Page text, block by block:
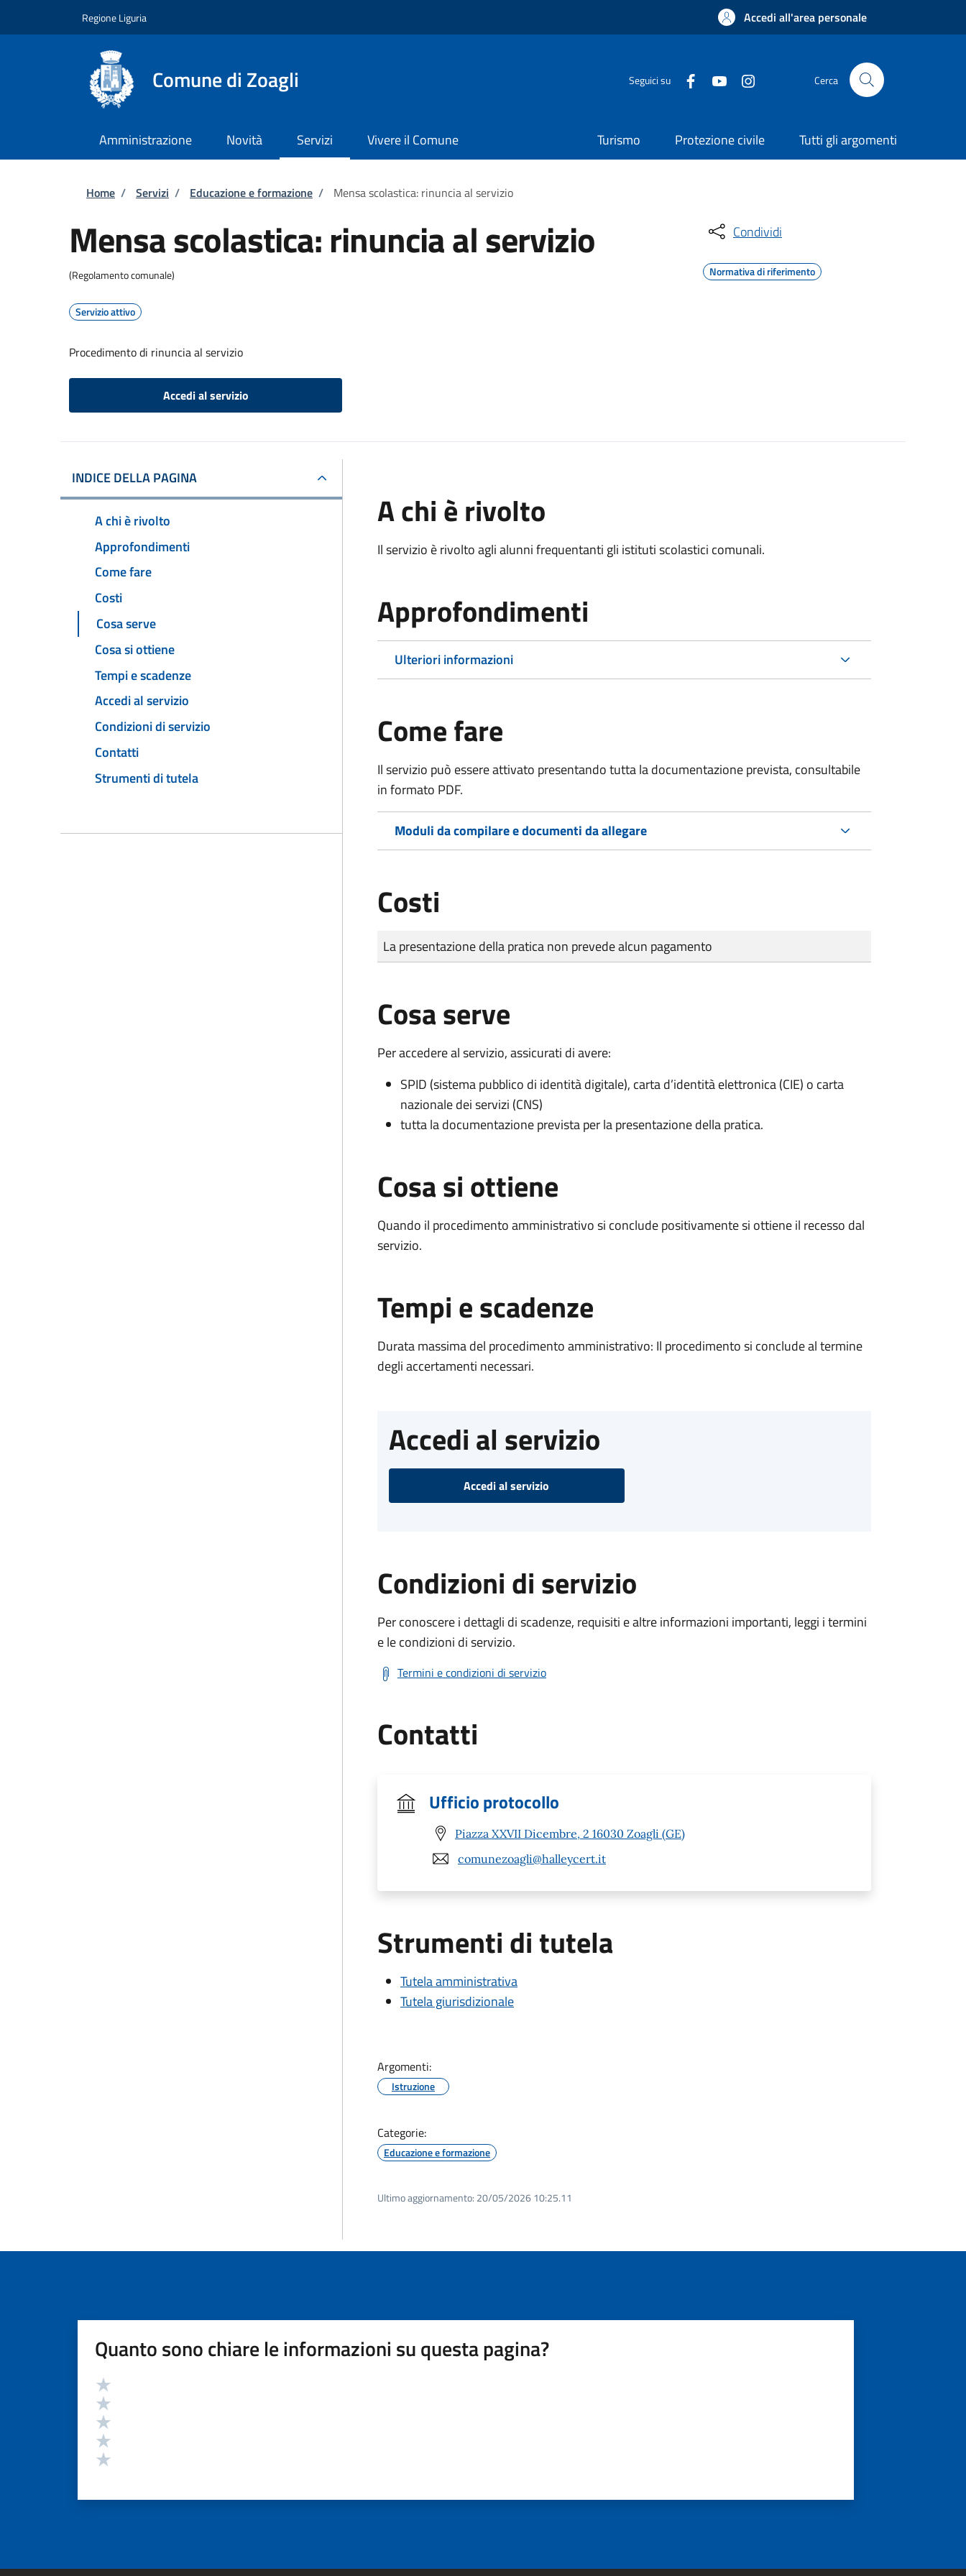
Regione Liguria Accedi all'area personale
Comune di Zoagli Seguici su Cerca
Amministrazione Novità Servizi Vivere il Comune Turismo Protezione civile Tutti gli argomenti
Briciole di pane
Home / Servizi / Educazione e formazione / Mensa scolastica: rinuncia al servizio
Mensa scolastica: rinuncia al servizio
(Regolamento comunale)
Servizio attivo
Procedimento di rinuncia al servizio
Accedi al servizio
Condividi
Normativa di riferimento
INDICE DELLA PAGINA
A chi è rivolto
Approfondimenti
Come fare
Costi
Cosa serve
Cosa si ottiene
Tempi e scadenze
Accedi al servizio
Condizioni di servizio
Contatti
Strumenti di tutela
A chi è rivolto
Il servizio è rivolto agli alunni frequentanti gli istituti scolastici comunali.
Approfondimenti
Ulteriori informazioni
Come fare
Il servizio può essere attivato presentando tutta la documentazione prevista, consultabile
in formato PDF.
Moduli da compilare e documenti da allegare
Costi
Tipo di pagamento
Importo
La presentazione della pratica non prevede alcun pagamento
Cosa serve
Per accedere al servizio, assicurati di avere:
SPID (sistema pubblico di identità digitale), carta d’identità elettronica (CIE) o carta
nazionale dei servizi (CNS)
tutta la documentazione prevista per la presentazione della pratica.
Cosa si ottiene
Quando il procedimento amministrativo si conclude positivamente si ottiene il recesso dal
servizio.
Tempi e scadenze
Durata massima del procedimento amministrativo: Il procedimento si conclude al termine
degli accertamenti necessari.
Accedi al servizio
Accedi al servizio
Condizioni di servizio
Per conoscere i dettagli di scadenze, requisiti e altre informazioni importanti, leggi i termini
e le condizioni di servizio.
Termini e condizioni di servizio
Contatti
Ufficio protocollo
Piazza XXVII Dicembre, 2 16030 Zoagli (GE)
comunezoagli@halleycert.it
Strumenti di tutela
Tutela amministrativa
Tutela giurisdizionale
Argomenti:
Istruzione
Categorie:
Educazione e formazione
Ultimo aggiornamento: 20/05/2026 10:25.11
Quanto sono chiare le informazioni su questa pagina?
Valutazione